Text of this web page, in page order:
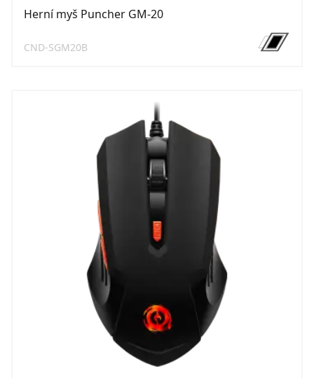
Herní myš Puncher GM-20
CND-SGM20B